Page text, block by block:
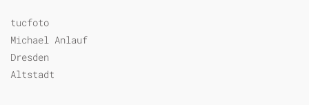
tucfoto
Michael Anlauf
Dresden
Altstadt